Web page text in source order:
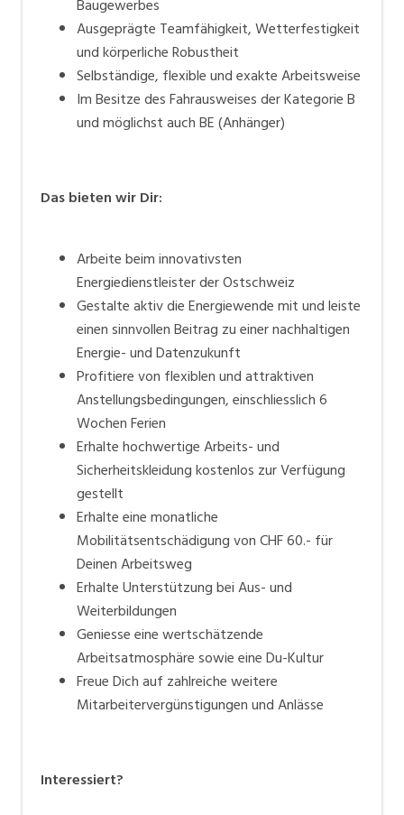
Baugewerbes
Ausgeprägte Teamfähigkeit, Wetterfestigkeit
und körperliche Robustheit
Selbständige, flexible und exakte Arbeitsweise
Im Besitze des Fahrausweises der Kategorie B
und möglichst auch BE (Anhänger)
Das bieten wir Dir:
Arbeite beim innovativsten
Energiedienstleister der Ostschweiz
Gestalte aktiv die Energiewende mit und leiste
einen sinnvollen Beitrag zu einer nachhaltigen
Energie- und Datenzukunft
Profitiere von flexiblen und attraktiven
Anstellungsbedingungen, einschliesslich 6
Wochen Ferien
Erhalte hochwertige Arbeits- und
Sicherheitskleidung kostenlos zur Verfügung
gestellt
Erhalte eine monatliche
Mobilitätsentschädigung von CHF 60.- für
Deinen Arbeitsweg
Erhalte Unterstützung bei Aus- und
Weiterbildungen
Geniesse eine wertschätzende
Arbeitsatmosphäre sowie eine Du-Kultur
Freue Dich auf zahlreiche weitere
Mitarbeitervergünstigungen und Anlässe
Interessiert?